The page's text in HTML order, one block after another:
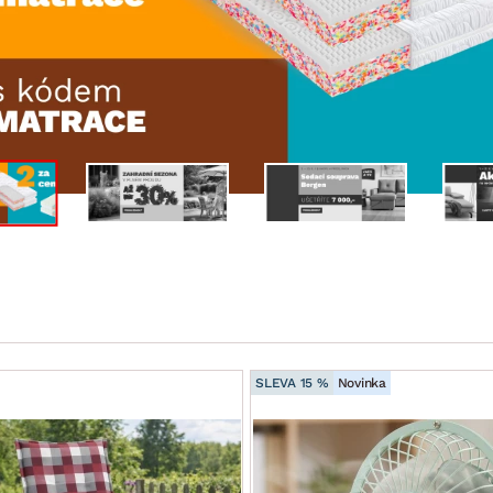
DOMÁCÍ SPOTŘEBIČE ZAHRADNÍ
SLEVA 15 % Novinka